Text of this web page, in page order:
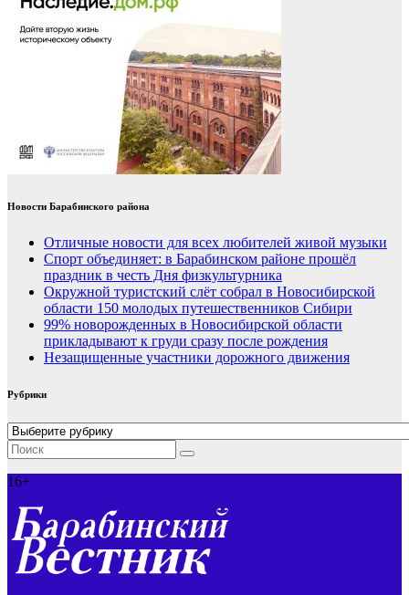
Новости Барабинского района
Отличные новости для всех любителей живой музыки
Спорт объединяет: в Барабинском районе прошёл
праздник в честь Дня физкультурника
Окружной туристский слёт собрал в Новосибирской
области 150 молодых путешественников Сибири
99% новорожденных в Новосибирской области
прикладывают к груди сразу после рождения
Незащищенные участники дорожного движения
Рубрики
Рубрики
16+